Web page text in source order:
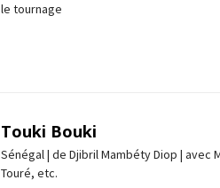
le tournage
Touki Bouki
Sénégal | de Djibril Mambéty Diop | avec
Touré, etc.